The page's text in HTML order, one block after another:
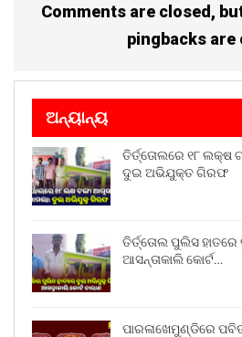
Comments are closed,
pingbacks are
ଅନ୍ୟାନ୍ୟ
ତିର୍ତ୍ତୋଲରେ ୧୮ ଲକ୍ଷ
ଦୁଇ ଅଭିଯୁକ୍ତ ଗିରଫ
ତିର୍ତ୍ତୋଲ ପୁଲିସ
ଆସନ୍ତାକାଲି କୋର୍ଟ…
ପାରଳାଖେମୁଣ୍ଡିରେ